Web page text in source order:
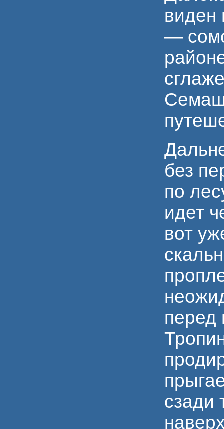
виден
—
без
по
идет
вот
перед
сзади